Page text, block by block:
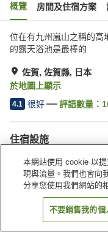
概覽 房間及住宿方案
位在有九州嵐山之稱的高
的露天浴池是最棒的
佐賀, 佐賀縣, 日本
於地圖上顯示
4.1 很好 評語數量：
住宿設施
停車場
桑拿
本網站使用 cookie 以
現與流量。我們也會向
分享您使用我們網站的
不要銷售我的個